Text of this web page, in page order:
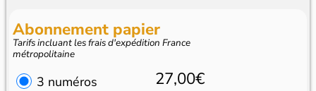
Abonnement papier
Tarifs incluant les frais d'expédition France
métropolitaine
3 numéros 27,00€